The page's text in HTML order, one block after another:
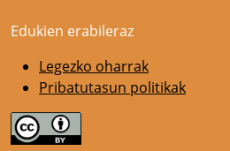
Edukien erabileraz
Legezko oharrak
Pribatutasun politikak